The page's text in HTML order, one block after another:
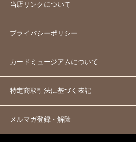
当店リンクについて
プライバシーポリシー
カードミュージアムについて
特定商取引法に基づく表記
メルマガ登録・解除